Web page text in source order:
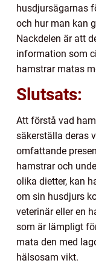
husdjursägarnas
och hur man kan
Nackdelen är att
information som
hamstrar matas
Slutsats:
Att förstå vad
säkerställa deras
omfattande
hamstrar och
olika dietter, kan
om sin husdjurs
veterinär eller en
som är lämpligt
mata den med
hälsosam vikt.